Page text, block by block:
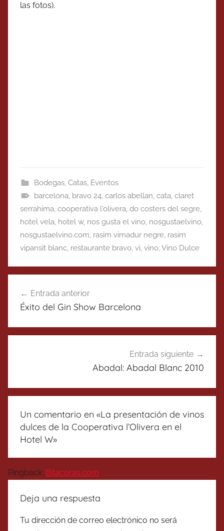
las fotos).
Bodegas, Catas, Eventos
barcelona, bravo 24, carlos abellan, cata, claret
serrahima, cooperativa l'olivera, do costers del segre,
hotel vela, hotel w, nos gusta el vino, nosgustaelvino,
nosgustaelvino.com, rasim vimadur negre, rasim
vipansit blanc, restaurante bravo, vi, vino,Vino Dulce
de
Entrada anterior
Éxito del Gin Show Barcelona
Entrada siguiente
Abadal: Abadal Blanc 2010
Un comentario en «La presentación de vinos
dulces de la Cooperativa l’Olivera en el
Hotel W»
Pingback: Bitacoras.com
Deja una respuesta
Tu dirección de correo electrónico no será